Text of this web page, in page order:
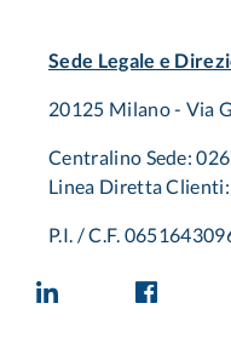
Sede Legale e
20125 Milano - Via
Centralino Sede:
Linea Diretta
P.I. / C.F.